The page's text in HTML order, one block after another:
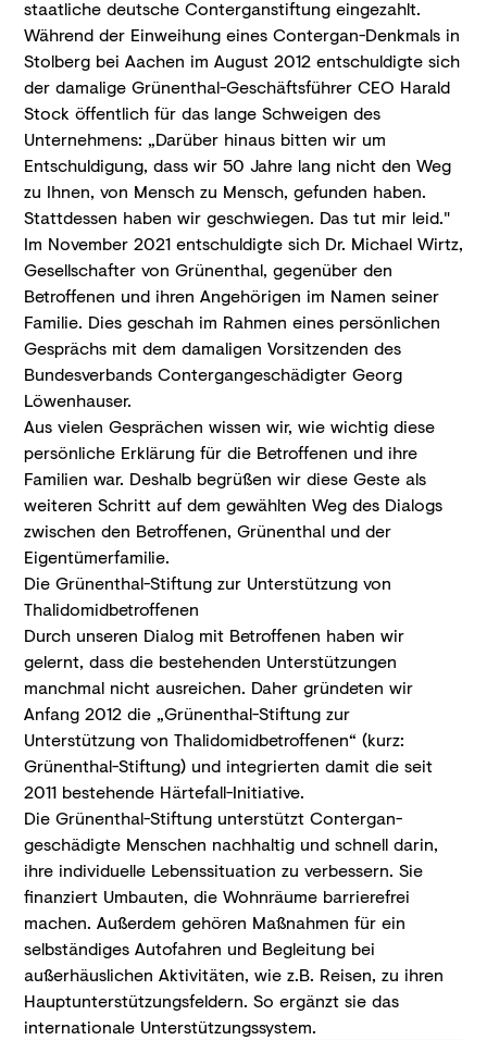
staatliche deutsche Conterganstiftung eingezahlt.
Während der Einweihung eines Contergan-Denkmals in
Stolberg bei Aachen im August 2012 entschuldigte sich
der damalige Grünenthal-Geschäftsführer CEO Harald
Stock öffentlich für das lange Schweigen des
Unternehmens: „Darüber hinaus bitten wir um
Entschuldigung, dass wir 50 Jahre lang nicht den Weg
zu Ihnen, von Mensch zu Mensch, gefunden haben.
Stattdessen haben wir geschwiegen. Das tut mir leid."
Im November 2021 entschuldigte sich Dr. Michael Wirtz,
Gesellschafter von Grünenthal, gegenüber den
Betroffenen und ihren Angehörigen im Namen seiner
Familie. Dies geschah im Rahmen eines persönlichen
Gesprächs mit dem damaligen Vorsitzenden des
Bundesverbands Contergangeschädigter Georg
Löwenhauser.
Aus vielen Gesprächen wissen wir, wie wichtig diese
persönliche Erklärung für die Betroffenen und ihre
Familien war. Deshalb begrüßen wir diese Geste als
weiteren Schritt auf dem gewählten Weg des Dialogs
zwischen den Betroffenen, Grünenthal und der
Eigentümerfamilie.
Die Grünenthal-Stiftung zur Unterstützung von
Thalidomidbetroffenen
Durch unseren Dialog mit Betroffenen haben wir
gelernt, dass die bestehenden Unterstützungen
manchmal nicht ausreichen. Daher gründeten wir
Anfang 2012 die „Grünenthal-Stiftung zur
Unterstützung von Thalidomidbetroffenen“ (kurz:
Grünenthal-Stiftung) und integrierten damit die seit
2011 bestehende Härtefall-Initiative.
Die Grünenthal-Stiftung unterstützt Contergan-
geschädigte Menschen nachhaltig und schnell darin,
ihre individuelle Lebenssituation zu verbessern. Sie
finanziert Umbauten, die Wohnräume barrierefrei
machen. Außerdem gehören Maßnahmen für ein
selbständiges Autofahren und Begleitung bei
außerhäuslichen Aktivitäten, wie z.B. Reisen, zu ihren
Hauptunterstützungsfeldern. So ergänzt sie das
internationale Unterstützungssystem.